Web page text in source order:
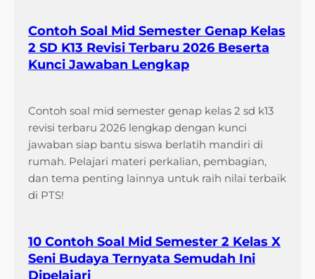
Contoh Soal Mid Semester Genap Kelas
2 SD K13 Revisi Terbaru 2026 Beserta
Kunci Jawaban Lengkap
Contoh soal mid semester genap kelas 2 sd k13
revisi terbaru 2026 lengkap dengan kunci
jawaban siap bantu siswa berlatih mandiri di
rumah. Pelajari materi perkalian, pembagian,
dan tema penting lainnya untuk raih nilai terbaik
di PTS!
10 Contoh Soal Mid Semester 2 Kelas X
Seni Budaya Ternyata Semudah Ini
Dipelajari